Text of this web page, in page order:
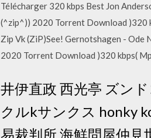
Télécharger 320 kbps Best Jon
(^zip^)) 2020 Torrent Download )320
Zip Vk (ZiP)See! Gernotshagen - Ode
2020 Torrent Download )320 kbps(
井伊直政 西光亭 ズン
クルkサンクス honky
易裁判所 海鮮問屋仲